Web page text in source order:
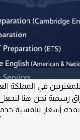
في المملكة
رسمية نحن هنا لنجعل
أسعار تنافسية